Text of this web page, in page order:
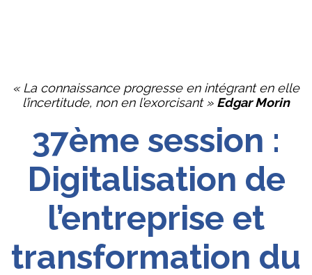
« La connaissance progresse en intégrant en elle
l’incertitude, non en l’exorcisant » Edgar Morin
37ème session :
Digitalisation de
l’entreprise et
transformation du